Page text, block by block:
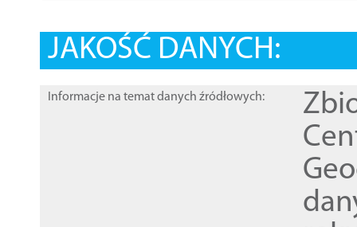
JAKOŚĆ DANYCH:
Informacje na temat danych źródłowych: